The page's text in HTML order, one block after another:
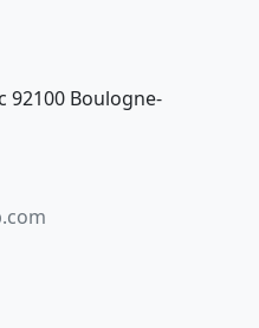
92100 Boulogne-